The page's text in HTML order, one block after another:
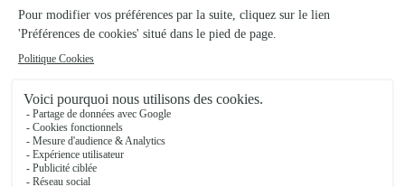
Le Papyrus
Serres Castet